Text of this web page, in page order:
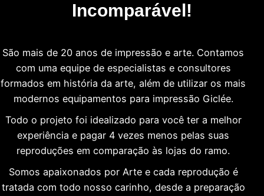
Incomparável!
São mais de 20 anos de impressão e arte. Contamos
com uma equipe de especialistas e consultores
formados em história da arte, além de utilizar os mais
modernos equipamentos para impressão Giclée.
Todo o projeto foi idealizado para você ter a melhor
experiência e pagar 4 vezes menos pelas suas
reproduções em comparação às lojas do ramo.
Somos apaixonados por Arte e cada reprodução é
tratada com todo nosso carinho, desde a preparação